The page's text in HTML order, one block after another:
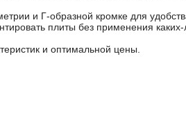
и Г-образной кромке для
плиты без применения
и оптимальной цены.